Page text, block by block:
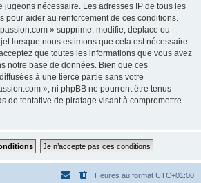
jugeons nécessaire. Les adresses IP de tous les
pour aider au renforcement de ces conditions.
» supprime, modifie, déplace ou
lorsque nous estimons que cela est nécessaire.
que toutes les informations que vous avez
notre base de données. Bien que ces
à une tierce partie sans votre
», ni phpBB ne pourront être tenus
de tentative de piratage visant à compromettre
Heures au format UTC+01:00